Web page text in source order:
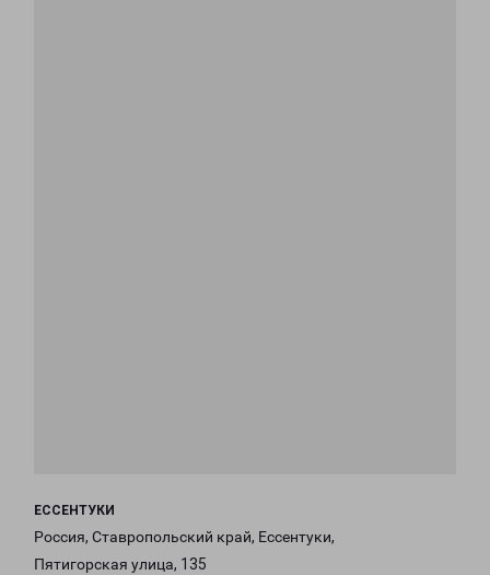
ЕССЕНТУКИ
Россия, Ставропольский край, Ессентуки,
Пятигорская улица, 135